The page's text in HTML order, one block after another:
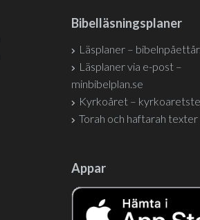
Bibelläsningsplaner
Läsplaner –
Läsplaner via e-post –
minbibelplan.se
Kyrkoåret –
Torah och haftarah texter
Appar